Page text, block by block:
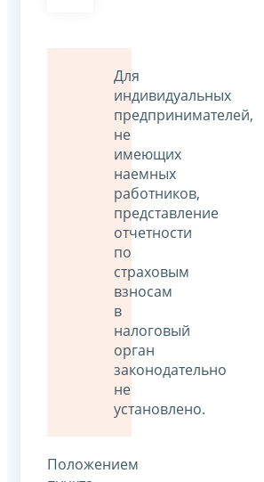
Для
индивидуальных
предпринимателей,
не
имеющих
наемных
работников,
представление
отчетности
по
страховым
взносам
в
налоговый
орган
законодательно
не
установлено.
Положением